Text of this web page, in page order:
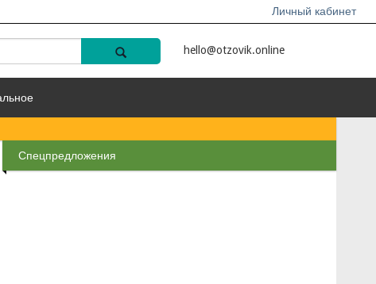
Личный кабинет
hello@otzovik.online
Спецпредложения